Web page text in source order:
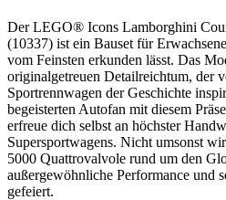
Der LEGO® Icons Lamborghini
(10337) ist ein Bauset für
vom Feinsten erkunden lässt. Das
originalgetreuen Detailreichtum, der
Sportrennwagen der Geschichte
begeisterten Autofan mit diesem
erfreue dich selbst an höchster
Supersportwagens. Nicht umsonst
5000 Quattrovalvole rund um den
außergewöhnliche Performance und
gefeiert.